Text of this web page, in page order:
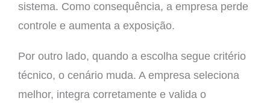
sistema. Como consequência, a empresa perde
controle e aumenta a exposição.
Por outro lado, quando a escolha segue critério
técnico, o cenário muda. A empresa seleciona
melhor, integra corretamente e valida o